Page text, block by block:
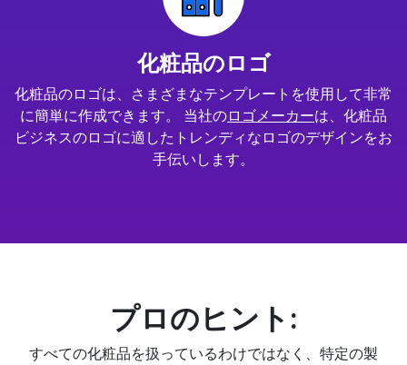
化粧品のロゴ
化粧品のロゴは、さまざまなテンプレートを使用して非常
に簡単に作成できます。 当社のロゴメーカーは、化粧品
ビジネスのロゴに適したトレンディなロゴのデザインをお
手伝いします。
プロのヒント:
すべての化粧品を扱っているわけではなく、特定の製